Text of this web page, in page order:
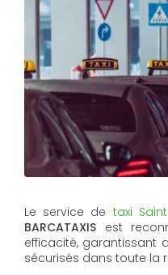
Le service de taxi
BARCATAXIS est
efficacité, garantissant
sécurisés dans toute la